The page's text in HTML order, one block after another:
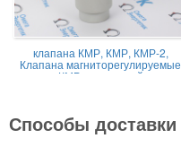
клапана КМР, КМР, КМР-2,
Клапана магниторегулируемые
КМР жидкостной
Способы доставки